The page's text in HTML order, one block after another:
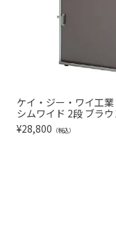
ケイ・ジー・ワイ工
シムワイド 2段 ブラ
¥28,800 （税込）